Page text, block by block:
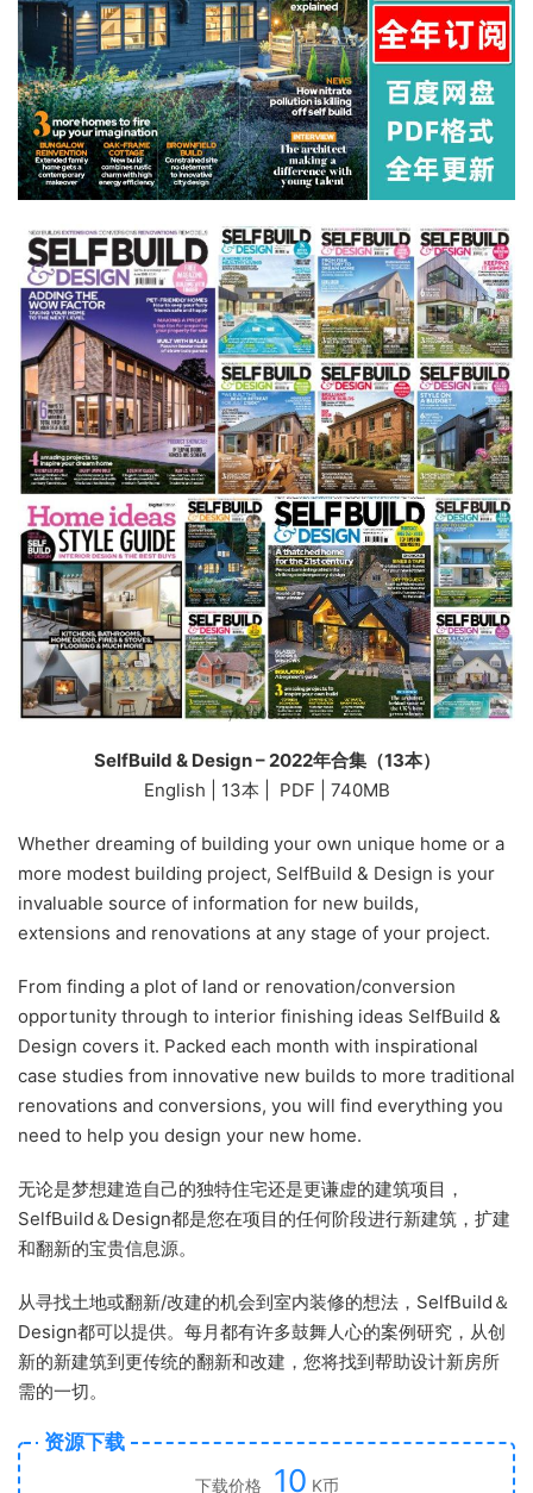
SelfBuild & Design – 2022年合集（13本）
English | 13本 | PDF | 740MB
Whether dreaming of building your own unique home or a
more modest building project, SelfBuild & Design is your
invaluable source of information for new builds,
extensions and renovations at any stage of your project.
From finding a plot of land or renovation/conversion
opportunity through to interior finishing ideas SelfBuild &
Design covers it. Packed each month with inspirational
case studies from innovative new builds to more traditional
renovations and conversions, you will find everything you
need to help you design your new home.
无论是梦想建造自己的独特住宅还是更谦虚的建筑项目，
SelfBuild＆Design都是您在项目的任何阶段进行新建筑，扩建
和翻新的宝贵信息源。
从寻找土地或翻新/改建的机会到室内装修的想法，SelfBuild＆
Design都可以提供。每月都有许多鼓舞人心的案例研究，从创
新的新建筑到更传统的翻新和改建，您将找到帮助设计新房所
需的一切。
资源下载
下载价格 10 K币